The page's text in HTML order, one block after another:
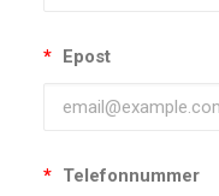
* Epost
* Telefonnummer